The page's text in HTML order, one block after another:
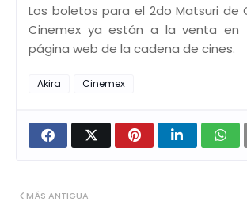
Los boletos para el 2do Matsuri de
Cinemex ya están a la venta en
página web de la cadena de cines.
Akira Cinemex
MÁS ANTIGUA